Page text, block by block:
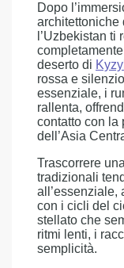
Dopo
architettoniche
l’Uzbekistan ti
deserto di
rossa e
essenziale, i
rallenta,
contatto con la
dell’Asia
Trascorrere
tradizionali
all’essenziale,
con i cicli del
stellato che
ritmi lenti, i
semplicità.